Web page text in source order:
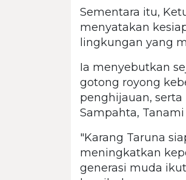
Sementara itu,
menyatakan
lingkungan yang
Ia menyebutkan
gotong royong
penghijauan, serta
Sampahta,
"Karang Taruna
meningkatkan
generasi muda